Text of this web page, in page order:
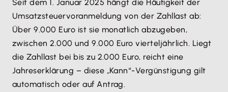
Seit dem 1. Januar 2025 hängt die Häufigkeit der
Umsatzsteuervoranmeldung von der Zahllast ab:
Über 9.000 Euro ist sie monatlich abzugeben,
zwischen 2.000 und 9.000 Euro vierteljährlich. Liegt
die Zahllast bei bis zu 2.000 Euro, reicht eine
Jahreserklärung – diese „Kann“-Vergünstigung gilt
automatisch oder auf Antrag.